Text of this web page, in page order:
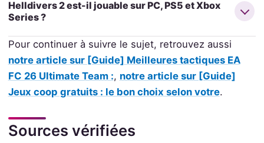
Helldivers 2 est-il jouable sur PC, PS5 et Xbox
Series ?
Pour continuer à suivre le sujet, retrouvez aussi
notre article sur [Guide] Meilleures tactiques EA
FC 26 Ultimate Team :, notre article sur [Guide]
Jeux coop gratuits : le bon choix selon votre.
Sources vérifiées